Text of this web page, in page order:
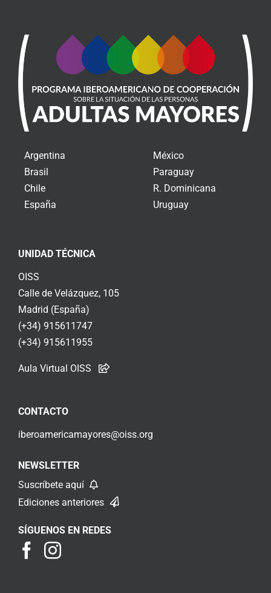
Argentina
Brasil
Chile
España
México
Paraguay
R. Dominicana
Uruguay
UNIDAD TÉCNICA
OISS
Calle de Velázquez, 105
Madrid (España)
(+34) 915611747
(+34) 915611955
Aula Virtual OISS
CONTACTO
iberoamericamayores@oiss.org
NEWSLETTER
Suscríbete aquí
Ediciones anteriores
SÍGUENOS EN REDES